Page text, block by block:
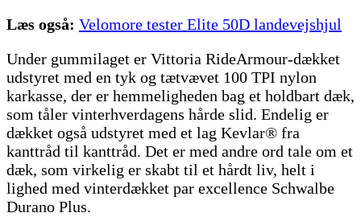
Læs også: Velomore tester Elite 50D landevejshjul
Under gummilaget er Vittoria RideArmour-dækket
udstyret med en tyk og tætvævet 100 TPI nylon
karkasse, der er hemmeligheden bag et holdbart dæk,
som tåler vinterhverdagens hårde slid. Endelig er
dækket også udstyret med et lag Kevlar® fra
kanttråd til kanttråd. Det er med andre ord tale om et
dæk, som virkelig er skabt til et hårdt liv, helt i
lighed med vinterdækket par excellence Schwalbe
Durano Plus.